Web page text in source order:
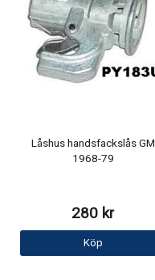
Låshus handsfackslås GM
1968-79
280 kr
Köp